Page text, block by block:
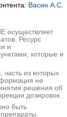
Васин А.С.
осуществляет
Ресурс
и
которые и
из которых
не
решения об
дозировок.
быть